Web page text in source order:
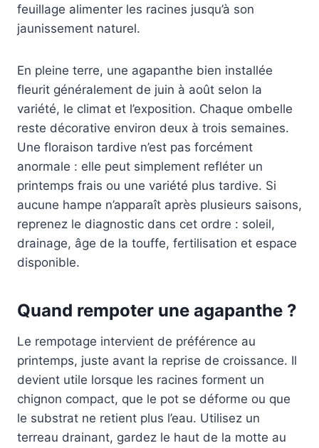
feuillage alimenter les racines jusqu’à son
jaunissement naturel.
En pleine terre, une agapanthe bien installée
fleurit généralement de juin à août selon la
variété, le climat et l’exposition. Chaque ombelle
reste décorative environ deux à trois semaines.
Une floraison tardive n’est pas forcément
anormale : elle peut simplement refléter un
printemps frais ou une variété plus tardive. Si
aucune hampe n’apparaît après plusieurs saisons,
reprenez le diagnostic dans cet ordre : soleil,
drainage, âge de la touffe, fertilisation et espace
disponible.
Quand rempoter une agapanthe ?
Le rempotage intervient de préférence au
printemps, juste avant la reprise de croissance. Il
devient utile lorsque les racines forment un
chignon compact, que le pot se déforme ou que
le substrat ne retient plus l’eau. Utilisez un
terreau drainant, gardez le haut de la motte au